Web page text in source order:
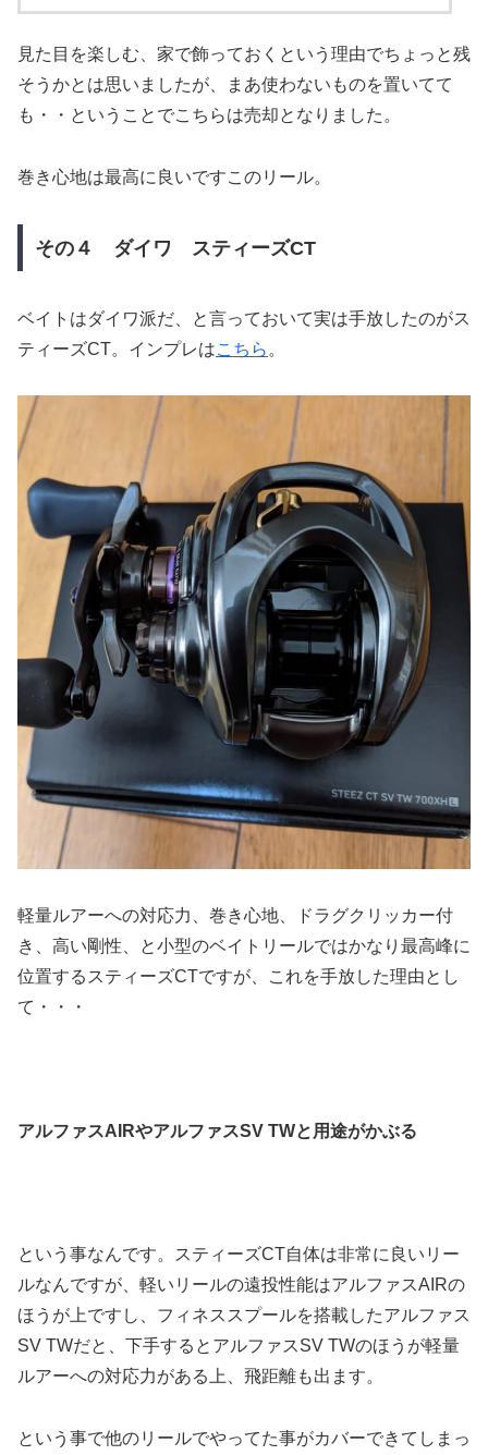
見た目を楽しむ、家で飾っておくという理由でちょっと残
そうかとは思いましたが、まあ使わないものを置いてて
も・・ということでこちらは売却となりました。
巻き心地は最高に良いですこのリール。
その４ ダイワ スティーズCT
ベイトはダイワ派だ、と言っておいて実は手放したのがス
ティーズCT。インプレはこちら 。
軽量ルアーへの対応力、巻き心地、ドラグクリッカー付
き、高い剛性、と小型のベイトリールではかなり最高峰に
位置するスティーズCTですが、これを手放した理由とし
て・・・
アルファスAIRやアルファスSV TWと用途がかぶる
という事なんです。スティーズCT自体は非常に良いリー
ルなんですが、軽いリールの遠投性能はアルファスAIRの
ほうが上ですし、フィネススプールを搭載したアルファス
SV TWだと、下手するとアルファスSV TWのほうが軽量
ルアーへの対応力がある上、飛距離も出ます。
という事で他のリールでやってた事がカバーできてしまっ